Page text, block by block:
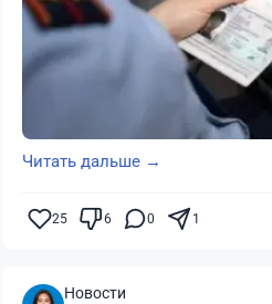
Читать дальше →
25 6 0 1
Новости